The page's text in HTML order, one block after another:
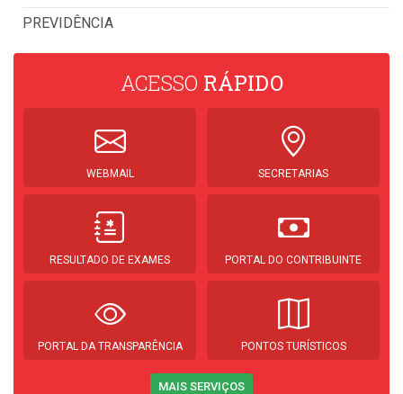
PREVIDÊNCIA
ACESSO RÁPIDO
WEBMAIL SECRETARIAS
RESULTADO DE EXAMES PORTAL DO CONTRIBUINTE
PORTAL DA TRANSPARÊNCIA PONTOS TURÍSTICOS
MAIS SERVIÇOS